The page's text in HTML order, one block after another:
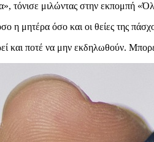
τόνισε μιλώντας στην εκπομπή
η μητέρα όσο και οι θείες της
και ποτέ να μην εκδηλωθούν.